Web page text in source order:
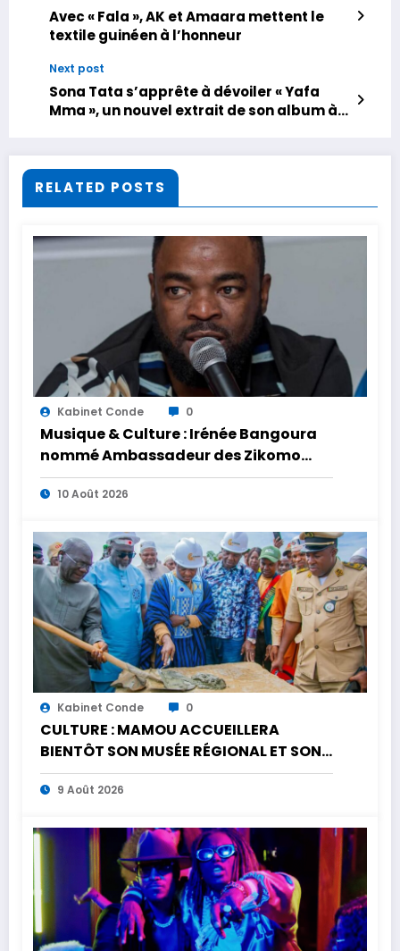
Avec « Fala », AK et Amaara mettent le
textile guinéen à l’honneur
Next post
Sona Tata s’apprête à dévoiler « Yafa
Mma », un nouvel extrait de son album à
RELATED POSTS
Kabinet Conde 0
Musique & Culture : Irénée Bangoura
nommé Ambassadeur des Zikomo
Africa Awards
10 Août 2026
Kabinet Conde 0
CULTURE : MAMOU ACCUEILLERA
BIENTÔT SON MUSÉE RÉGIONAL ET SON
CENTRE CULTUREL
9 Août 2026